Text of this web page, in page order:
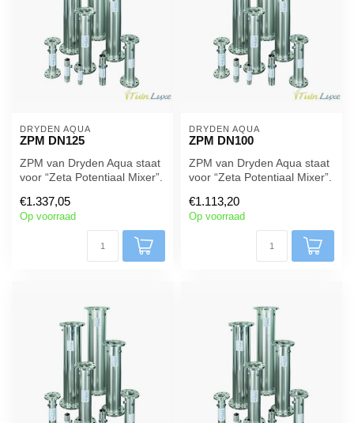
DRYDEN AQUA
ZPM DN125
ZPM van Dryden Aqua staat
voor “Zeta Potentiaal Mixer”.
€1.337,05
Op voorraad
DRYDEN AQUA
ZPM DN100
ZPM van Dryden Aqua staat
voor “Zeta Potentiaal Mixer”.
€1.113,20
Op voorraad